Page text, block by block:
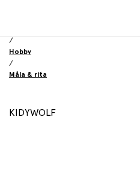
/
Hobby
/
Måla & rita
KIDYWOLF